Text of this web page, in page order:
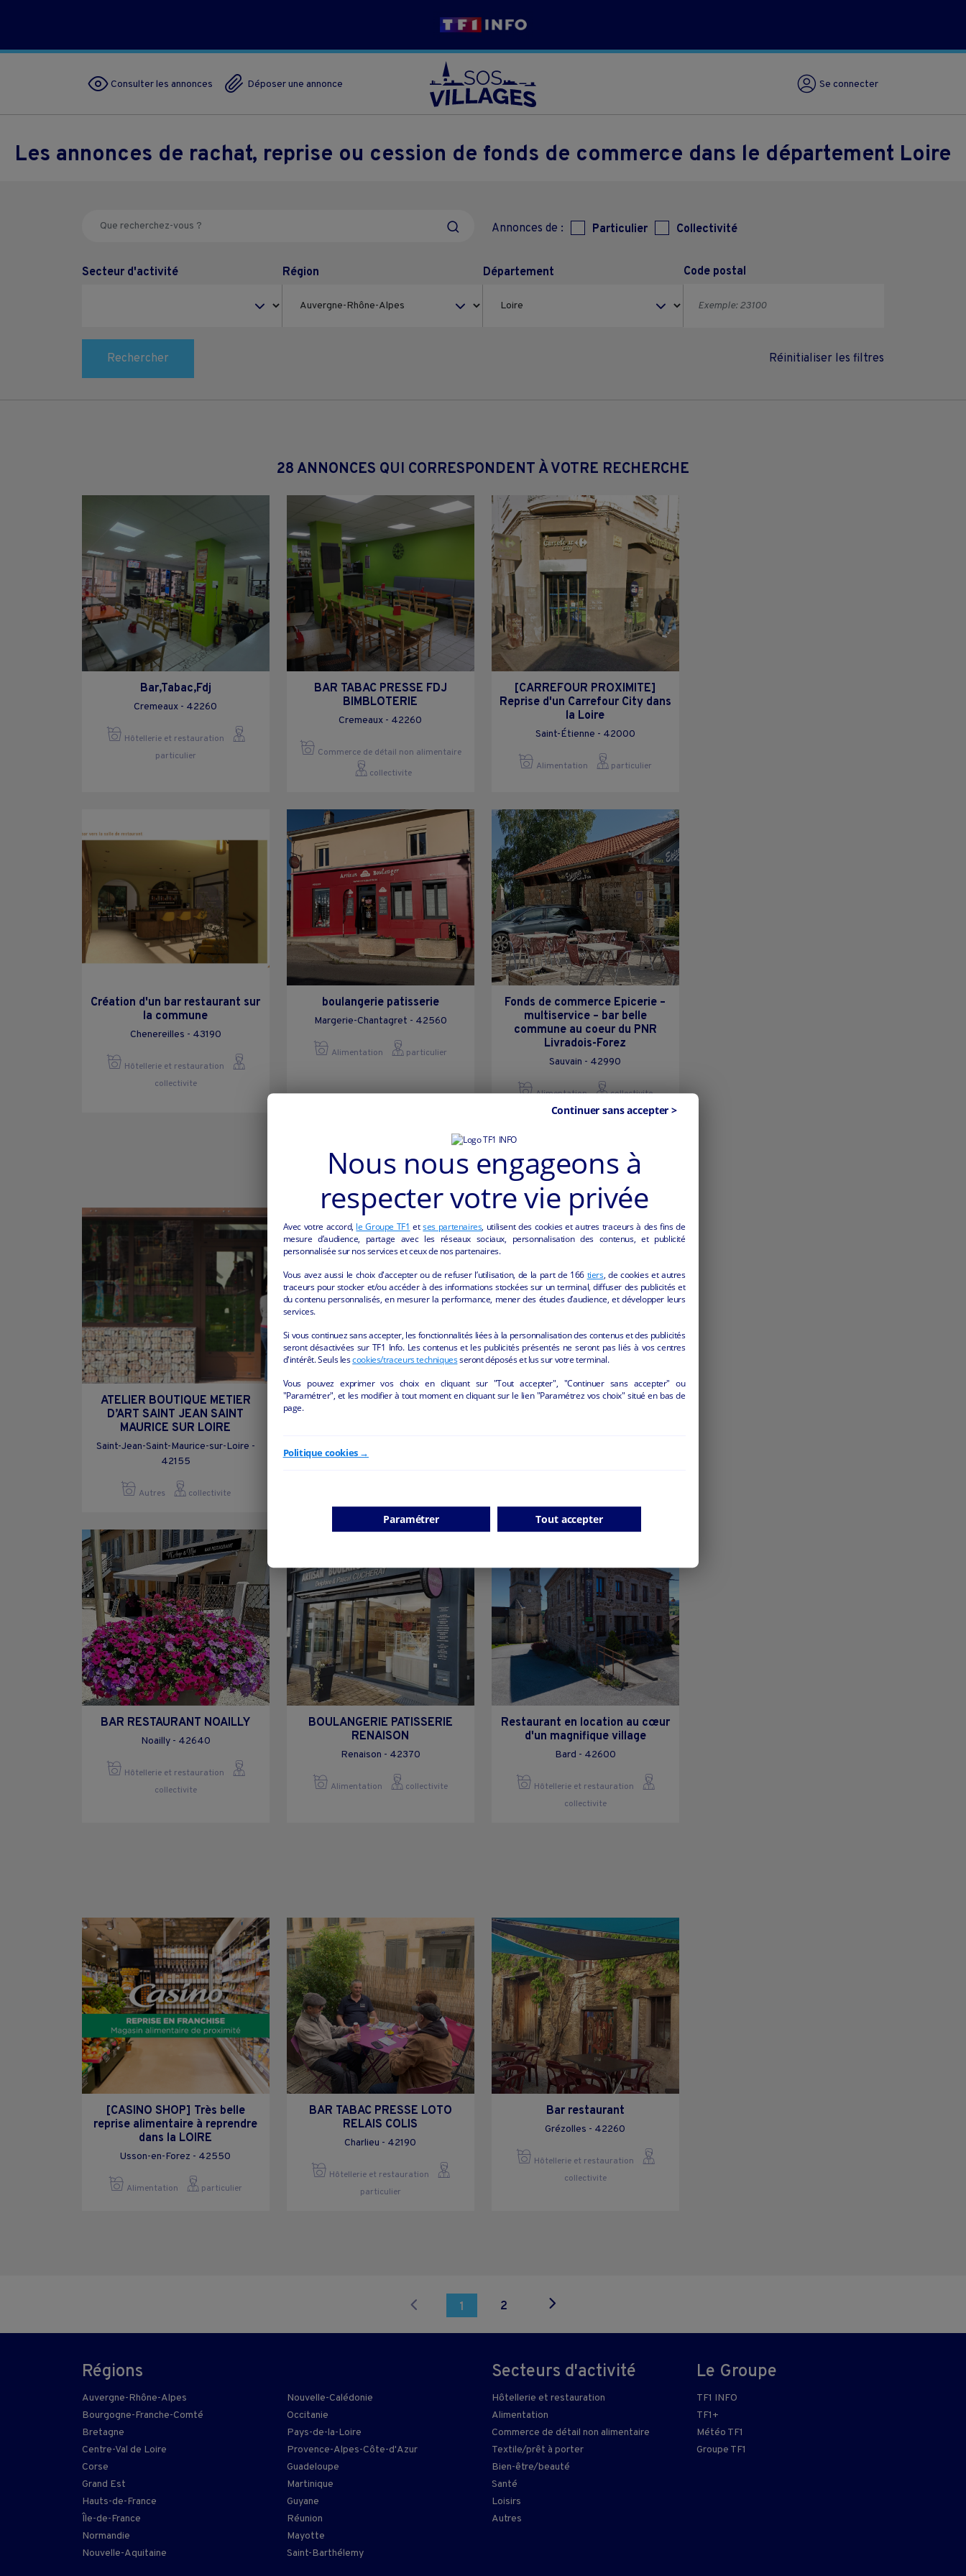
Consulter les annonces Déposer une annonce Se connecter
Les annonces de rachat, reprise ou cession de fonds de commerce dans le département Loire
Annonces de : Particulier Collectivité
Secteur d'activité Région Département Code postal
Rechercher Réinitialiser les filtres
28 ANNONCES QUI CORRESPONDENT À VOTRE RECHERCHE
Bar,Tabac,Fdj
Cremeaux - 42260
Hôtellerie et restauration
particulier
BAR TABAC PRESSE FDJ
BIMBLOTERIE
Cremeaux - 42260
Commerce de détail non alimentaire
collectivite
[CARREFOUR PROXIMITE]
Reprise d'un Carrefour City dans
la Loire
Saint-Étienne - 42000
Alimentation particulier
Création d'un bar restaurant sur
la commune
Chenereilles - 43190
Hôtellerie et restauration
collectivite
boulangerie patisserie
Margerie-Chantagret - 42560
Alimentation particulier
Fonds de commerce Epicerie –
multiservice – bar belle
commune au coeur du PNR
Livradois-Forez
Sauvain - 42990
Alimentation collectivite
ATELIER BOUTIQUE METIER
D’ART SAINT JEAN SAINT
MAURICE SUR LOIRE
Saint-Jean-Saint-Maurice-sur-Loire -
42155
Autres collectivite
ANCIEN COMMERCE ET
LOGEMENT A VENDRE SAINT
Saint-Martin-d'Estréaux - 42620
BOUCHERIE CHARCUTERIE
BAR RESTAURANT NOAILLY
Noailly - 42640
Hôtellerie et restauration
collectivite
BOULANGERIE PATISSERIE
RENAISON
Renaison - 42370
Alimentation collectivite
Restaurant en location au cœur
d'un magnifique village
Bard - 42600
Hôtellerie et restauration
collectivite
[CASINO SHOP] Très belle
reprise alimentaire à reprendre
dans la LOIRE
Usson-en-Forez - 42550
Alimentation particulier
BAR TABAC PRESSE LOTO
RELAIS COLIS
Charlieu - 42190
Hôtellerie et restauration
particulier
Bar restaurant
Grézolles - 42260
Hôtellerie et restauration
collectivite
1 2
Régions
Auvergne-Rhône-Alpes
Bourgogne-Franche-Comté
Bretagne
Centre-Val de Loire
Corse
Grand Est
Hauts-de-France
Île-de-France
Normandie
Nouvelle-Aquitaine
Nouvelle-Calédonie
Occitanie
Pays-de-la-Loire
Provence-Alpes-Côte-d'Azur
Guadeloupe
Martinique
Guyane
Réunion
Mayotte
Saint-Barthélemy
Secteurs d'activité
Hôtellerie et restauration
Alimentation
Commerce de détail non alimentaire
Textile/prêt à porter
Bien-être/beauté
Santé
Loisirs
Autres
Le Groupe
TF1 INFO
TF1+
Météo TF1
Groupe TF1
Nous nous engageons à
respecter votre vie privée
Avec votre accord, le Groupe TF1 etses partenaires, utilisent des cookies et autres traceurs à des fins de
mesure d’audience, partage avec les réseaux sociaux, personnalisation des contenus, et publicité
personnalisée sur nos services et ceux de nos partenaires.
Vous avez aussi le choix d'accepter ou de refuser l’utilisation, de la part de 166 tiers, de cookies et autres
traceurs pour stocker et/ou accéder à des informations stockées sur un terminal, diffuser des publicités et
du contenu personnalisés, en mesurer la performance, mener des études d’audience, et développer leurs
services.
Si vous continuez sans accepter, les fonctionnalités liées à la personnalisation des contenus et des publicités
seront désactivées sur TF1 Info. Les contenus et les publicités présentés ne seront pas liés à vos centres
d'intérêt. Seuls lescookies/traceurs techniquesseront déposés et lus sur votre terminal.
Vous pouvez exprimer vos choix en cliquant sur "Tout accepter", "Continuer sans accepter" ou
"Paramétrer", et les modifier à tout moment en cliquant sur le lien "Paramétrez vos choix" situé en bas de
page.
Politique cookies →
Paramétrer
Continuer sans accepter >
Tout accepter